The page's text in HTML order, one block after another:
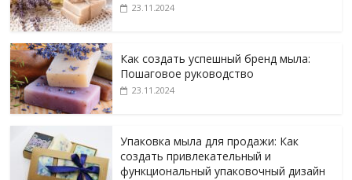
23.11.2024
Как создать успешный бренд мыла:
Пошаговое руководство
23.11.2024
Упаковка мыла для продажи: Как
создать привлекательный и
функциональный упаковочный дизайн